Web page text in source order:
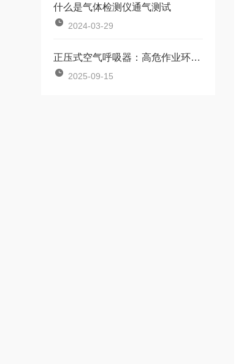
什么是气体检测仪通气测试
2024-03-29
正压式空气呼吸器：高危作业环境下的生命保障系统
2025-09-15